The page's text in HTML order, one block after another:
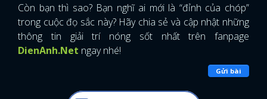
Còn bạn thì sao? Bạn nghĩ ai mới là “đỉnh của chóp”
trong cuộc đọ sắc này? Hãy chia sẻ và cập nhật những
thông tin giải trí nóng sốt nhất trên fanpage
DienAnh.Net ngay nhé!
Gửi bài